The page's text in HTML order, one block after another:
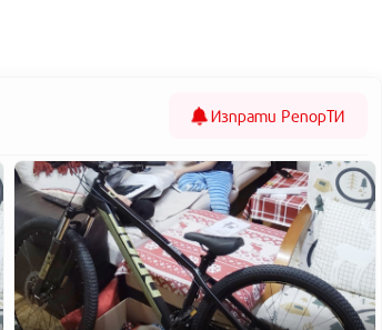
Изпрати РепорТИ